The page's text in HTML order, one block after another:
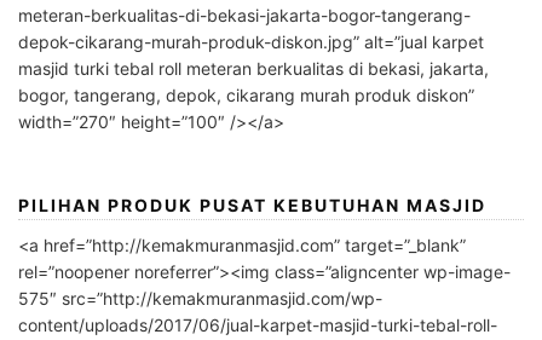
meteran-berkualitas-di-bekasi-jakarta-bogor-tangerang-
depok-cikarang-murah-produk-diskon.jpg” alt=”jual karpet
masjid turki tebal roll meteran berkualitas di bekasi, jakarta,
bogor, tangerang, depok, cikarang murah produk diskon”
width=”270″ height=”100″ /></a>
PILIHAN PRODUK PUSAT KEBUTUHAN MASJID
<a href=”http://kemakmuranmasjid.com” target=”_blank”
rel=”noopener noreferrer”><img class=”aligncenter wp-image-
575″ src=”http://kemakmuranmasjid.com/wp-
content/uploads/2017/06/jual-karpet-masjid-turki-tebal-roll-